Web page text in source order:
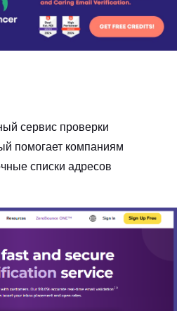
сервис проверки
помогает компаниям
списки адресов